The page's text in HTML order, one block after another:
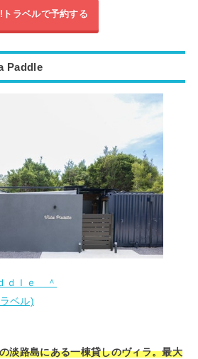
トラベルで予約する
Paddle
ｄｌｅ ＾
ベル)
淡路島にある一棟貸しのヴィラ。最大